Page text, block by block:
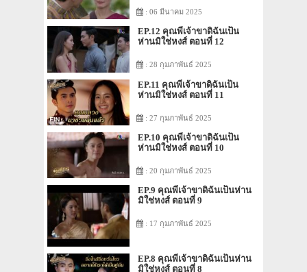
: 06 มีนาคม 2025
EP.12 คุณพี่เจ้าขาดิฉันเป็น
ห่านมิใช่หงส์ ตอนที่ 12
: 28 กุมภาพันธ์ 2025
EP.11 คุณพี่เจ้าขาดิฉันเป็น
ห่านมิใช่หงส์ ตอนที่ 11
: 27 กุมภาพันธ์ 2025
EP.10 คุณพี่เจ้าขาดิฉันเป็น
ห่านมิใช่หงส์ ตอนที่ 10
: 20 กุมภาพันธ์ 2025
EP.9 คุณพี่เจ้าขาดิฉันเป็นห่าน
มิใช่หงส์ ตอนที่ 9
: 17 กุมภาพันธ์ 2025
EP.8 คุณพี่เจ้าขาดิฉันเป็นห่าน
มิใช่หงส์ ตอนที่ 8